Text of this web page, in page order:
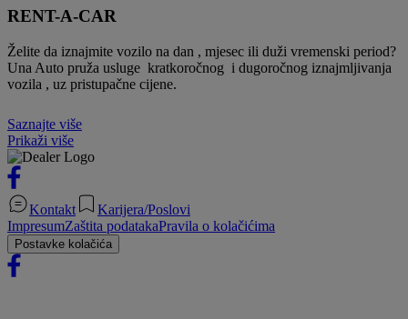
RENT-A-CAR
Želite da iznajmite vozilo na dan , mjesec ili duži vremenski period?
Una Auto pruža usluge kratkoročnog i dugoročnog iznajmljivanja
vozila , uz pristupačne cijene.
Saznajte više
Prikaži više
Kontakt
Karijera/Poslovi
ImpresumZaštita podatakaPravila o kolačićima
Postavke kolačića